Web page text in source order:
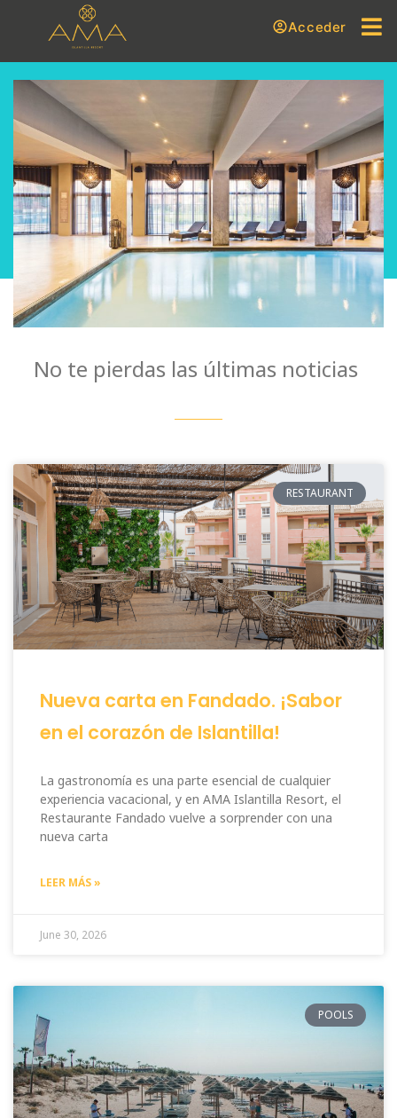
Acceder
No te pierdas las últimas noticias
RESTAURANT
Nueva carta en Fandado. ¡Sabor
en el corazón de Islantilla!
La gastronomía es una parte esencial de cualquier
experiencia vacacional, y en AMA Islantilla Resort, el
Restaurante Fandado vuelve a sorprender con una
nueva carta
LEER MÁS »
June 30, 2026
POOLS